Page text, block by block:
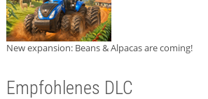
New expansion: Beans & Alpacas are coming!
Empfohlenes DLC